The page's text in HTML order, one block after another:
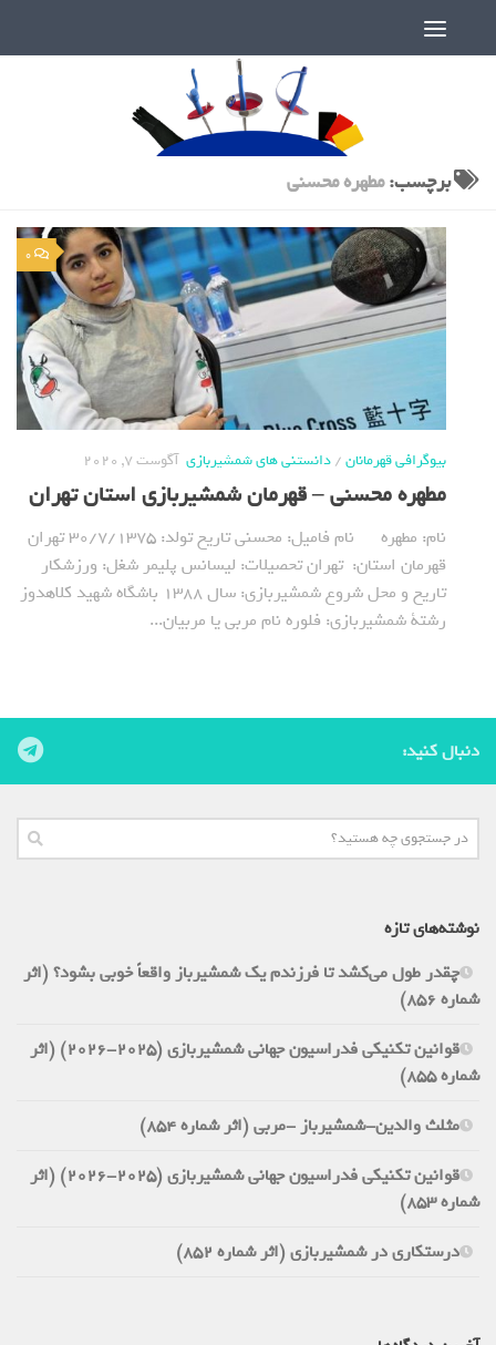
برچسب:مطهره محسنی
0
بیوگرافی قهرمانان/دانستنی های شمشیربازی آگوست 7, 2020
مطهره محسنی – قهرمان شمشیربازی استان تهران
نام: مطهره نام فامیل: محسنی تاریخ تولد: 30/7/1375 تهران
قهرمان استان: تهران تحصیلات: ليسانس پليمر شغل: ورزشکار
تاریخ و محل شروع شمشیربازی: سال 1388 باشگاه شهید كلاهدوز
رشتة شمشیربازی: فلوره نام مربی یا مربیان...
دنبال کنید:
نوشته‌های تازه
چقدر طول می‌کشد تا فرزندم یک شمشیرباز واقعاً خوبی بشود؟ (اثر
شماره 856)
قوانین تکنیکی فدراسیون جهانی شمشیربازی (2025-2026) (اثر
شماره 855)
مثلث والدین-شمشیرباز -مربی (اثر شماره 854)
قوانین تکنیکی فدراسیون جهانی شمشیربازی (2025-2026) (اثر
شماره 853)
درستکاری در شمشیربازی (اثر شماره 852)